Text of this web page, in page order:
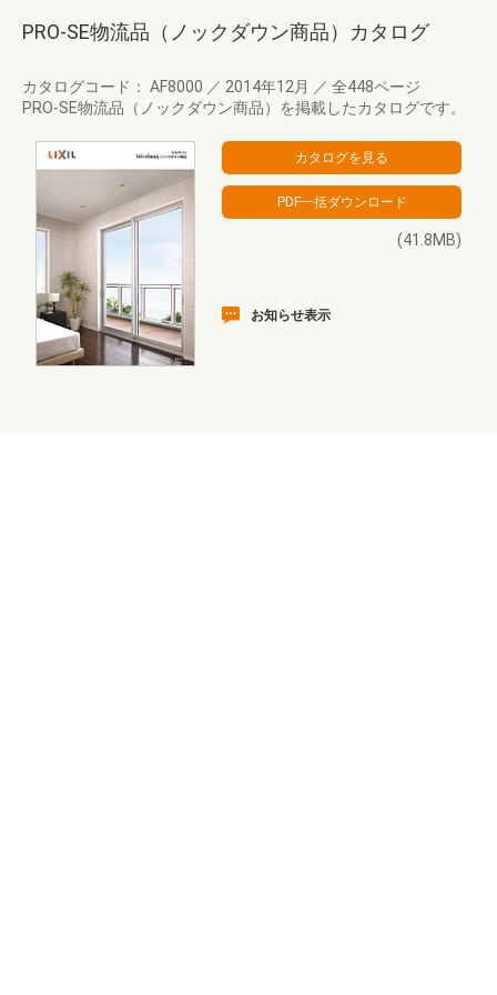
PRO-SE物流品（ノックダウン商品）カタログ
カタログコード： AF8000 ／ 2014年12月 ／ 全448ページ
PRO-SE物流品（ノックダウン商品）を掲載したカタログです。
(41.8MB)
お知らせ表示